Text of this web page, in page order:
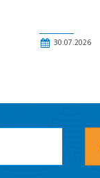
30.07.2026